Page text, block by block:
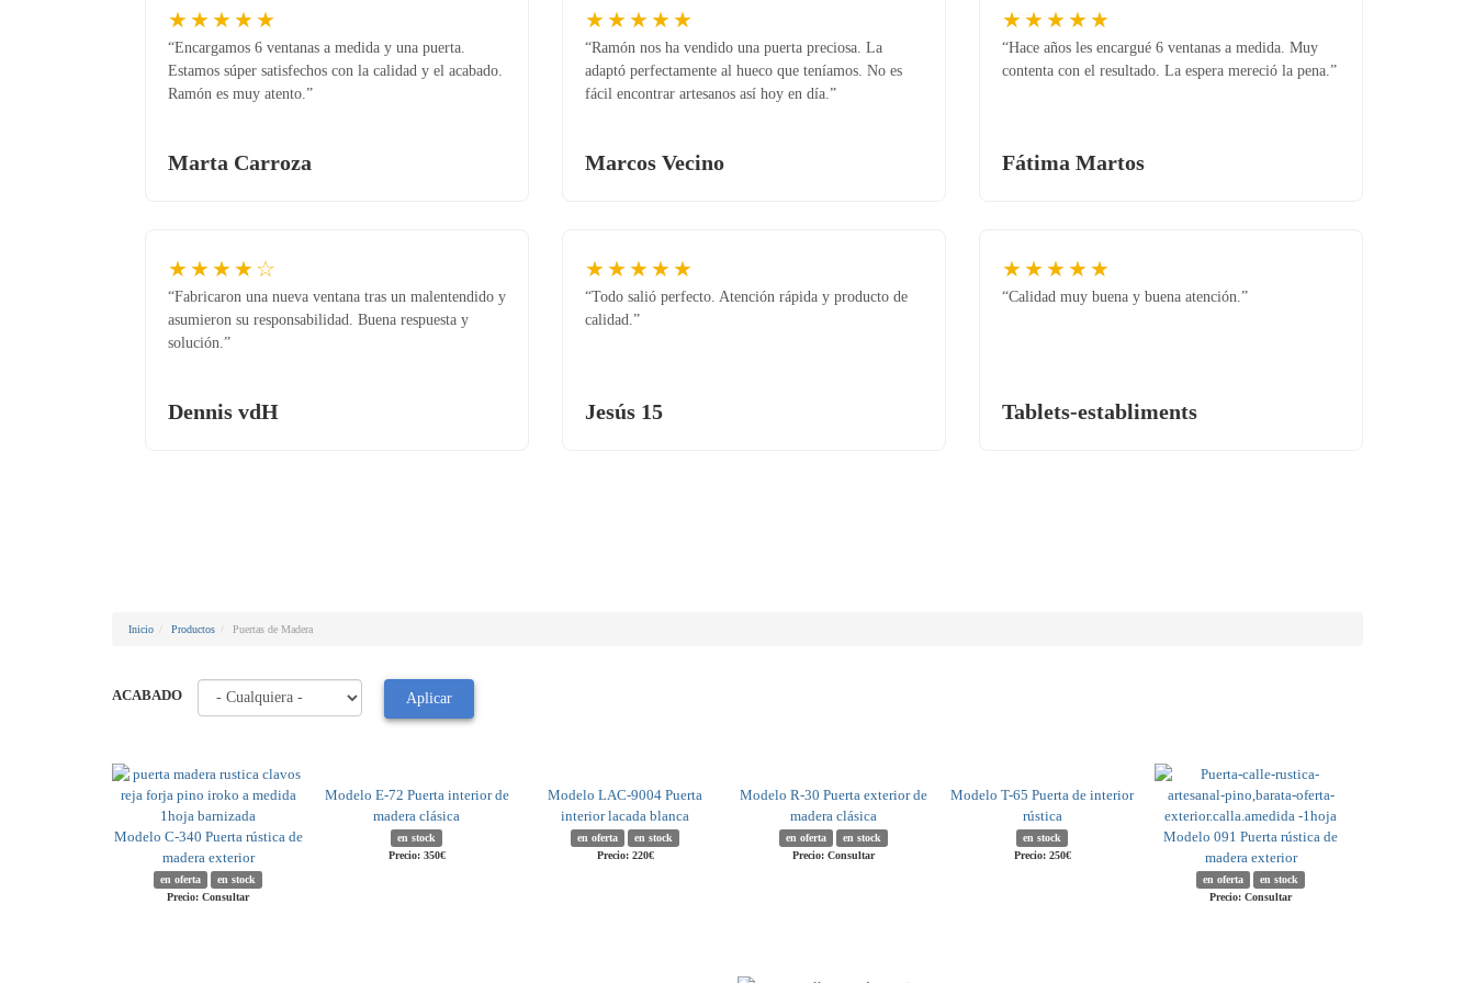
★★★★★
“Encargamos 6 ventanas a medida y una puerta.
Estamos súper satisfechos con la calidad y el acabado.
Ramón es muy atento.”
Marta Carroza
★★★★★
“Ramón nos ha vendido una puerta preciosa. La
adaptó perfectamente al hueco que teníamos. No es
fácil encontrar artesanos así hoy en día.”
Marcos Vecino
★★★★★
“Hace años les encargué 6 ventanas a medida. Muy
contenta con el resultado. La espera mereció la pena.”
Fátima Martos
★★★★☆
“Fabricaron una nueva ventana tras un malentendido y
asumieron su responsabilidad. Buena respuesta y
solución.”
Dennis vdH
★★★★★
“Todo salió perfecto. Atención rápida y producto de
calidad.”
Jesús 15
★★★★★
“Calidad muy buena y buena atención.”
Tablets-establiments
Inicio Productos Puertas de Madera
ACABADO Aplicar
Modelo C-340 Puerta rústica de
madera exterior
en oferta
en stock
Precio: Consultar
Modelo E-72 Puerta interior de
madera clásica
en stock
Precio: 350€
Modelo LAC-9004 Puerta
interior lacada blanca
en oferta
en stock
Precio: 220€
Modelo R-30 Puerta exterior de
madera clásica
en oferta
en stock
Precio: Consultar
Modelo T-65 Puerta de interior
rústica
en stock
Precio: 250€
Modelo 091 Puerta rústica de
madera exterior
en oferta
en stock
Precio: Consultar